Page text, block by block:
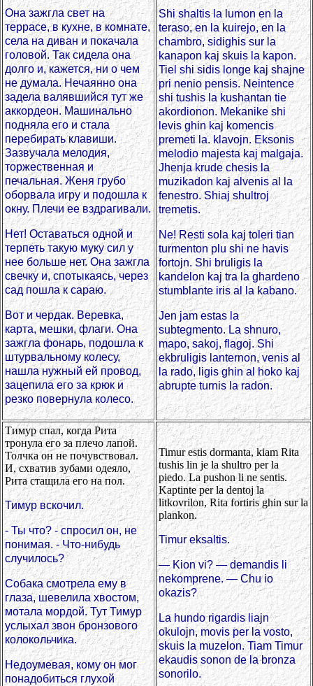
Она зажгла свет на
террасе, в кухне, в комнате,
села на диван и покачала
головой. Так сидела она
долго и, кажется, ни о чем
не думала. Нечаянно она
задела валявшийся тут же
аккордеон. Машинально
подняла его и стала
перебирать клавиши.
Зазвучала мелодия,
торжественная и
печальная. Женя грубо
оборвала игру и подошла к
окну. Плечи ее вздрагивали.
Нет! Оставаться одной и
терпеть такую муку сил у
нее больше нет. Она зажгла
свечку и, спотыкаясь, через
сад пошла к сараю.
Вот и чердак. Веревка,
карта, мешки, флаги. Она
зажгла фонарь, подошла к
штурвальному колесу,
нашла нужный ей провод,
зацепила его за крюк и
резко повернула колесо.
Shi shaltis la lumon en la
teraso, en la kuirejo, en la
chambro, sidighis sur la
kanapon kaj skuis la kapon.
Tiel shi sidis longe kaj shajne
pri nenio pensis. Neintence
shi tushis la kushantan tie
akordionon. Mekanike shi
levis ghin kaj komencis
premeti la. klavojn. Eksonis
melodio majesta kaj malgaja.
Jhenja krude chesis la
muzikadon kaj alvenis al la
fenestro. Shiaj shultroj
tremetis.
Ne! Resti sola kaj toleri tian
turmenton plu shi ne havis
fortojn. Shi bruligis la
kandelon kaj tra la ghardeno
stumblante iris al la kabano.
Jen jam estas la
subtegmento. La shnuro,
mapo, sakoj, flagoj. Shi
ekbruligis lanternon, venis al
la rado, ligis ghin al hoko kaj
abrupte turnis la radon.
Тимур спал, когда Рита
тронула его за плечо лапой.
Толчка он не почувствовал.
И, схватив зубами одеяло,
Рита стащила его на пол.
Тимур вскочил.
- Ты что? - спросил он, не
понимая. - Что-нибудь
случилось?
Собака смотрела ему в
глаза, шевелила хвостом,
мотала мордой. Тут Тимур
услыхал звон бронзового
колокольчика.
Недоумевая, кому он мог
понадобиться глухой
Timur estis dormanta, kiam Rita
tushis lin je la shultro per la
piedo. La pushon li ne sentis.
Kaptinte per la dentoj la
litkovrilon, Rita fortiris ghin sur la
plankon.
Timur eksaltis.
— Kion vi? — demandis li
nekomprene. — Chu io
okazis?
La hundo rigardis liajn
okulojn, movis per la vosto,
skuis la muzelon. Tiam Timur
ekaudis sonon de la bronza
sonorilo.